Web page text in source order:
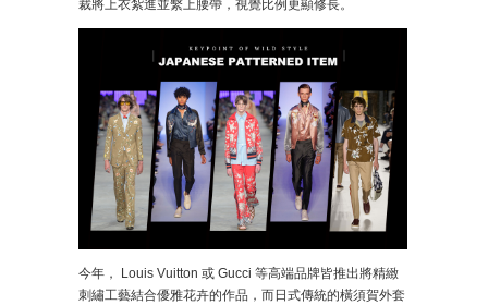
裁將上衣紮進並繫上腰帶，視覺比例更顯修長。
今年， Louis Vuitton 或 Gucci 等高端品牌皆推出將精緻
刺繡工藝結合優雅花卉的作品，而日式傳統的橫須賀外套